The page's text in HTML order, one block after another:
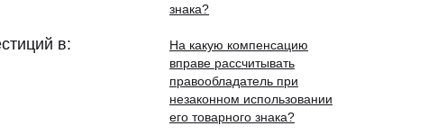
знака?
На какую компенсацию
вправе рассчитывать
правообладатель при
незаконном использовании
его товарного знака?
в: